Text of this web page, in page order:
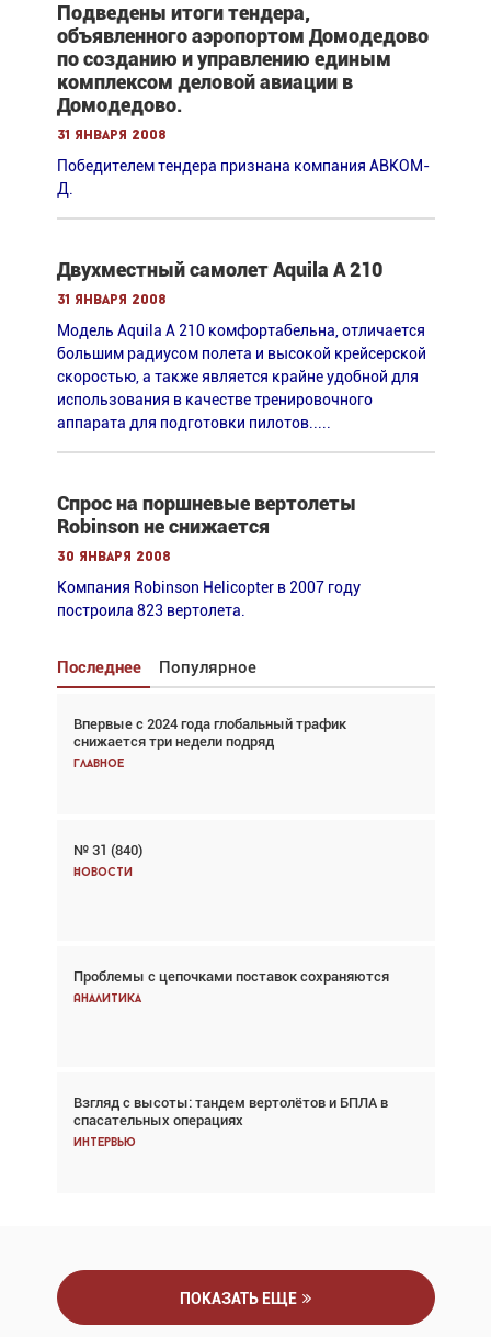
Подведены итоги тендера,
объявленного аэропортом Домодедово
по созданию и управлению единым
комплексом деловой авиации в
Домодедово.
31 января 2008
Победителем тендера признана компания АВКОМ-
Д.
Двухместный самолет Aquila A 210
31 января 2008
Модель Aquila A 210 комфортабельна, отличается
большим радиусом полета и высокой крейсерской
скоростью, а также является крайне удобной для
использования в качестве тренировочного
аппарата для подготовки пилотов.....
Спрос на поршневые вертолеты
Robinson не снижается
30 января 2008
Компания Robinson Helicopter в 2007 году
построила 823 вертолета.
Последнее Популярное
Впервые с 2024 года глобальный трафик
снижается три недели подряд
Главное
№ 31 (840)
Новости
Проблемы с цепочками поставок сохраняются
Аналитика
Взгляд с высоты: тандем вертолётов и БПЛА в
спасательных операциях
Интервью
Взгляд с высоты: тандем вертолётов и БПЛА в
спасательных операциях
Главное
Авиационный фотограф Дэйв Кох: «Фотография
говорит сама за себя... а ИИ всё портит»
Впервые с 2024 года глобальный трафик
снижается три недели подряд
Частный самолёт – это актив. Подходите к
покупке соответствующим образом
Интервью
ПОКАЗАТЬ ЕЩЕ